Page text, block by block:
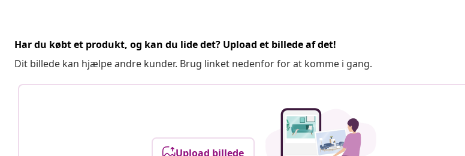
Har du købt et produkt, og kan du lide det? Upload et billede af det!
Dit billede kan hjælpe andre kunder. Brug linket nedenfor for at komme i gang.
Upload billede